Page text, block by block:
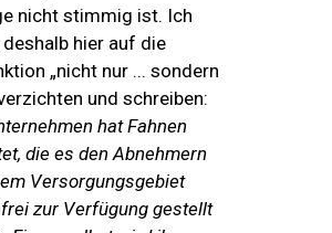
nicht stimmig ist. Ich
hier auf die
„nicht nur ... sondern
und schreiben:
hat Fahnen
die es den Abnehmern
Versorgungsgebiet
zur Verfügung gestellt